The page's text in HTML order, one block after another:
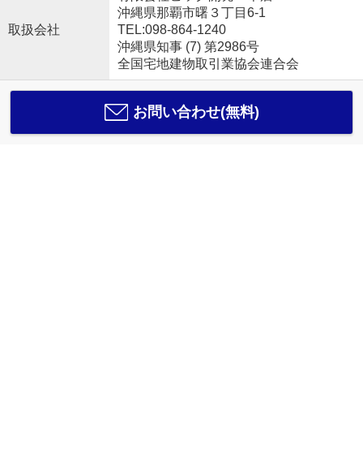
取扱会社
沖縄県那覇市曙３丁目6-1
TEL:098-864-1240
沖縄県知事 (7) 第2986号
全国宅地建物取引業協会連合会
お問い合わせ(無料)